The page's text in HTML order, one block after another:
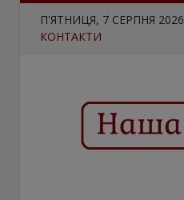
П'ЯТНИЦЯ, 7 СЕРПНЯ 2026
КОНТАКТИ